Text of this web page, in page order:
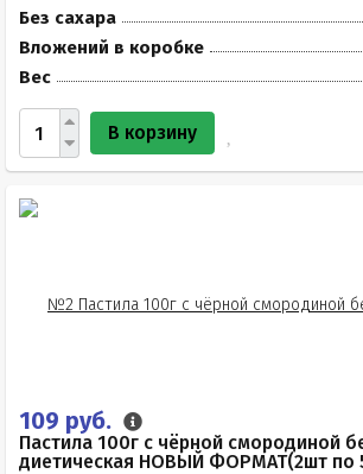
Без сахара
Вложений в коробке
Вес
В корзину
109 руб.
Пастила 100г с чёрной смородиной
диетическая НОВЫЙ ФОРМАТ(2шт по